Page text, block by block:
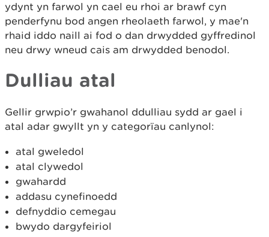
ydynt yn farwol yn cael eu rhoi ar brawf cyn
penderfynu bod angen rheolaeth farwol, y mae'n
rhaid iddo naill ai fod o dan drwydded gyffredinol
neu drwy wneud cais am drwydded benodol.
Dulliau atal
Gellir grwpio’r gwahanol ddulliau sydd ar gael i
atal adar gwyllt yn y categorïau canlynol:
atal gweledol
atal clywedol
gwahardd
addasu cynefinoedd
defnyddio cemegau
bwydo dargyfeiriol